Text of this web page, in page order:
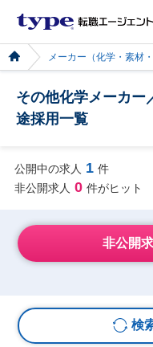
メーカー（化学・素材・
その他化学メーカー
途採用一覧
公開中の求人 1 件
非公開求人 0 件がヒット
非公開
検